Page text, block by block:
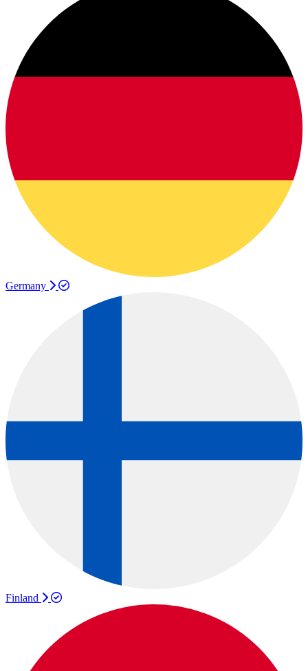
Germany
Finland